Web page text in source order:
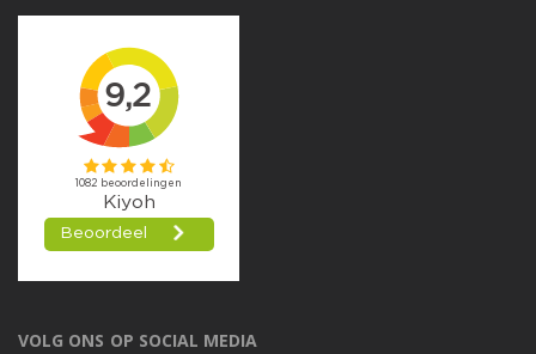
VOLG ONS OP SOCIAL MEDIA